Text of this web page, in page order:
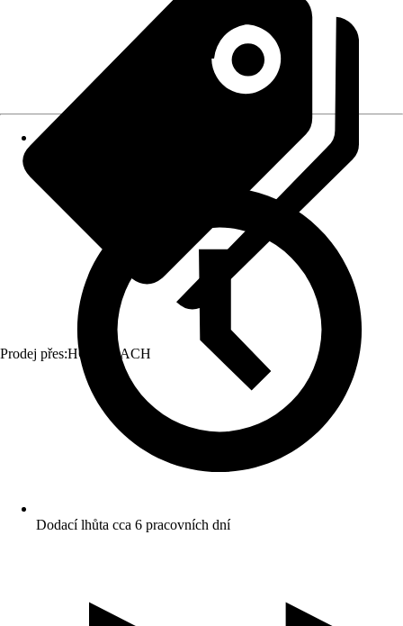
Prodej přes:HORNBACH
Dodací lhůta cca 6 pracovních dní